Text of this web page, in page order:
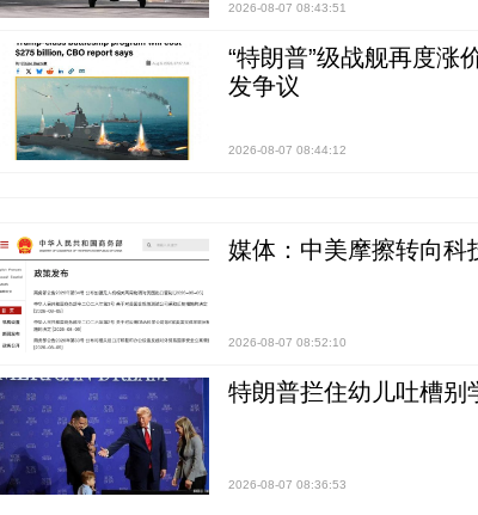
2026-08-07 08:43:51
“特朗普”级战舰再度涨
发争议
2026-08-07 08:44:12
媒体：中美摩擦转向科
2026-08-07 08:52:10
特朗普拦住幼儿吐槽别
2026-08-07 08:36:53